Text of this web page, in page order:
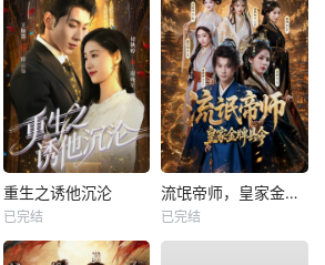
重生之诱他沉沦
已完结
流氓帝师，皇家金牌县令
已完结